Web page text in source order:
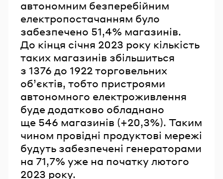
автономним безперебійним
електропостачанням було
забезпечено 51,4% магазинів.
До кінця січня 2023 року кількість
таких магазинів збільшиться
з 1376 до 1922 торговельних
об’єктів, тобто пристроями
автономного електроживлення
буде додатково обладнано
ще 546 магазинів (+20,3%). Таким
чином провідні продуктові мережі
будуть забезпечені генераторами
на 71,7% уже на початку лютого
2023 року.